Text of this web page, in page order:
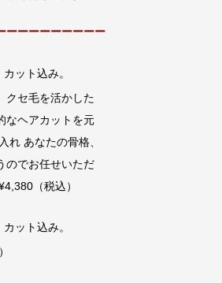
ーーーーーーーーー
ット込み。
クセ毛を活かした
なヘアカットを元
れ あなたの骨格、
のでお任せいただ
（税込）
ット込み。